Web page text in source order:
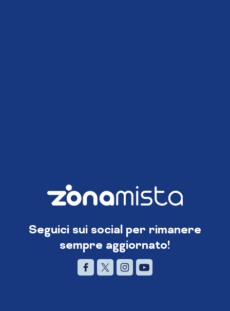
Seguici sui social per rimanere
sempre aggiornato!